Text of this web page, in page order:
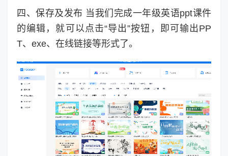
四、保存及发布 当我们完成一年级英语ppt课件
的编辑，就可以点击“导出”按钮，即可输出PP
T、exe、在线链接等形式了。